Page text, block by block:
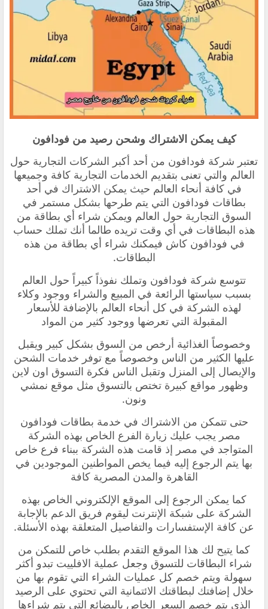
كيف يمكن الاشتراك وشحن رصيد من فودافون
تعتبر شركة فودافون من أحد أكبر الشركات التجارية حول
العالم والتي تعنى بتقديم الخدمات التجارية كافة وجميعها
في كافة أنحاء العالم حيث يمكن الاشتراك في أحد
بطاقات فودافون التي يتم طرحها بشكل مستمر في
السوق التجارية حول العالم ويمكن شراء أي بطاقة من
هذه البطاقات في أي وقت تريده طالما أنك تملك حساب
في فودافون كاش فيمكنك شراء أي بطاقة من هذه
البطاقات.
تتوسع شركة فودافون وتملك نفوذاً كبيراً حول العالم
بسبب سياستها الرائعة في المبيع والشراء ووجود وكلاء
لهذه الشركة في كل أنحاء العالم بالإضافة للأسعار
المقبولة التي تعرضها ووجود كثير من المواد
وخصوصاً الغذائية أرخص من السوق بشكل كبير ويقبل
عليها الكثير من الناس وخصوصاً مع توفر خدمات الشحن
والإيصال إلى المنزل وتقبل الناس فكرة التسوق اون لاين
وظهور مواقع كبيرة تختص بالتسوق مثل موقع نمشي
ونون.
حتى تتمكن من الاشتراك في خدمة بطاقات فودافون
مصر يجب عليك زيارة الفرع الخاص بهذه الشركة
المتواجد في مصر إذ قامت هذه الشركة ببناء فرع خاص
بها يتم الرجوع إليه فيما يخص المواطنين الموجودين في
القاهرة والمدن المصرية كافة
كما يمكن الرجوع إلى الموقع الإلكتروني الخاص بهذه
الشركة على شبكة الإنترنت ليقوم فريق الدعم بالإجابة
عن كافة الإستفسارات والتفاصيل المتعلقة بهذه الأسئلة.
كما يتيح لك هذا الموقع التقدم بطلب خاص للتمكن من
شراء البطاقات للتسوق وجعل عملية الافلييت تبدو أكثر
سهولة ويتم خصم كل عمليات الشراء التي تقوم بها من
خلال إضافتك لبطاقتك الائتمانية التي تحتوي على الرصيد
الذي يتم خصم السعر الخاص بالبضائع التي يتم شراءها